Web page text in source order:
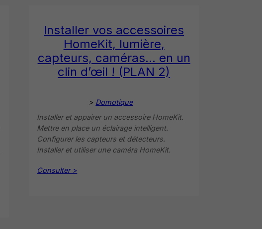
Installer vos accessoires
HomeKit, lumière,
capteurs, caméras… en un
clin d’œil ! (PLAN 2)
> Domotique
Installer et appairer un accessoire HomeKit.
Mettre en place un éclairage intelligent.
Configurer les capteurs et détecteurs.
Installer et utiliser une caméra HomeKit.
Consulter >